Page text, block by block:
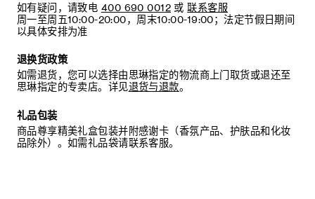
如有疑问，请致电 400 690 0012 或 联系客服
周一至周五10:00-20:00，周末10:00-19:00；法定节假日期间
以具体安排为准
退换货政策
如需退货，您可以选择由思琳指定的物流商上门取货或退还至
思琳指定的专卖店。详见退货与退款。
礼品包装
商品尊享精美礼盒包装并附感谢卡（香氛产品、护肤品和化妆
品除外）。如需礼品袋请联系客服。